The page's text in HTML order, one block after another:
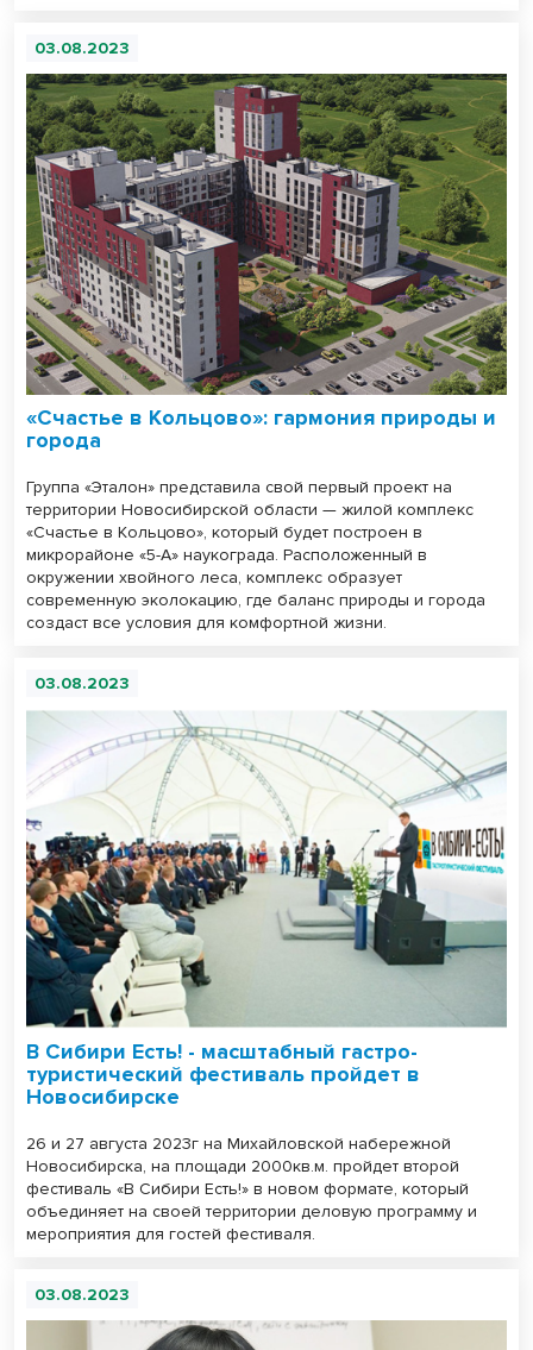
03.08.2023
«Счастье в Кольцово»: гармония природы и
города
Группа «Эталон» представила свой первый проект на
территории Новосибирской области — жилой комплекс
«Счастье в Кольцово», который будет построен в
микрорайоне «5-А» наукограда. Расположенный в
окружении хвойного леса, комплекс образует
современную эколокацию, где баланс природы и города
создаст все условия для комфортной жизни.
03.08.2023
В Сибири Есть! - масштабный гастро-
туристический фестиваль пройдет в
Новосибирске
26 и 27 августа 2023г на Михайловской набережной
Новосибирска, на площади 2000кв.м. пройдет второй
фестиваль «В Сибири Есть!» в новом формате, который
объединяет на своей территории деловую программу и
мероприятия для гостей фестиваля.
03.08.2023